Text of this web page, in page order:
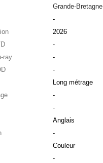
Grande-Bretagne,
-
2026
-
ray
-
-
Long métrage
-
-
Anglais
-
Couleur
-